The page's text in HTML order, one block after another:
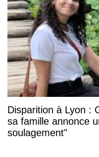
Disparition à Lyon :
sa famille annonce
soulagement"